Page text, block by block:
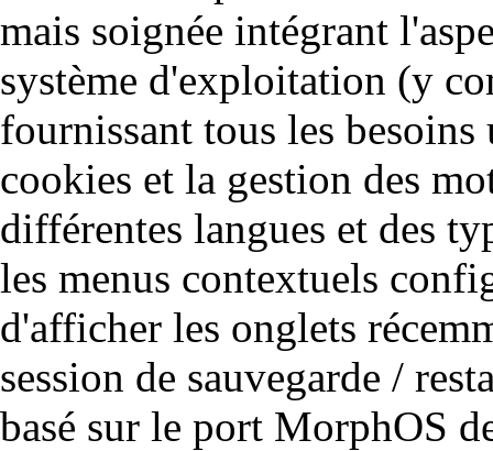
mais soignée intégrant
système d'exploitation (y
fournissant tous les
cookies et la gestion des
différentes langues et des
les menus contextuels
d'afficher les onglets
session de sauvegarde /
basé sur le port MorphOS